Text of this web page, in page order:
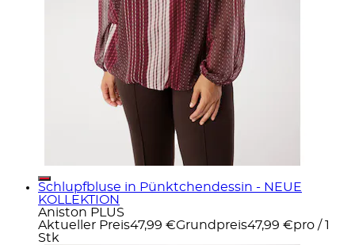
Schlupfbluse in Pünktchendessin - NEUE
KOLLEKTION
Aniston PLUS
Aktueller Preis47,99 €Grundpreis47,99 €pro / 1
Stk